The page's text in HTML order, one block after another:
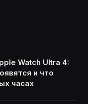
Watch Ultra 4:
и что
часах